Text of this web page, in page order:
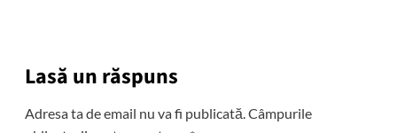
Lasă un răspuns
Adresa ta de email nu va fi publicată.Câmpurile